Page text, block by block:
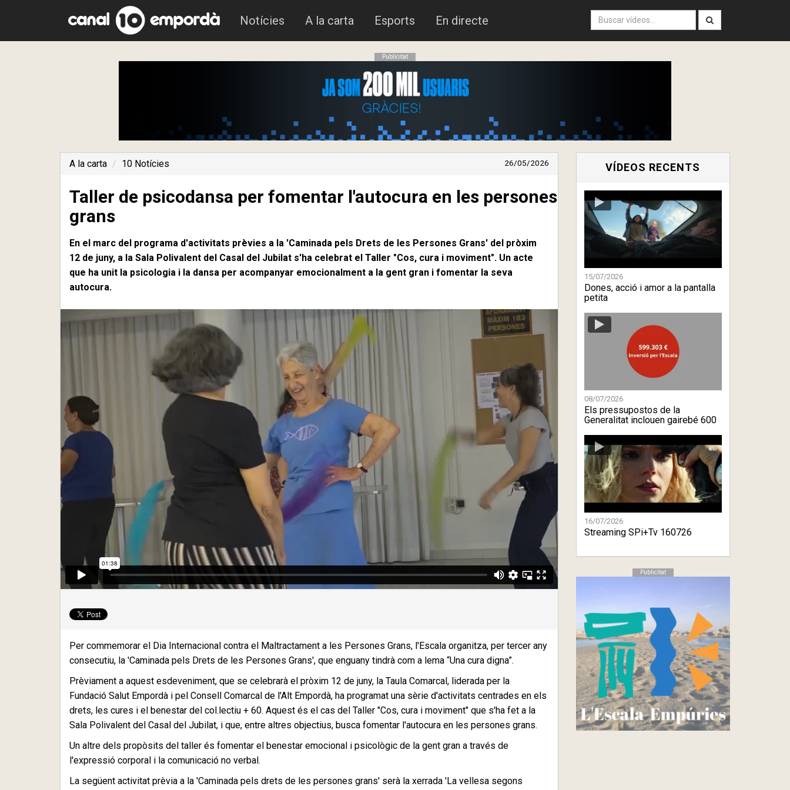
Notícies A la carta Esports En directe
Publicitat
A la carta 10 Notícies 26/05/2026
Taller de psicodansa per fomentar l'autocura en les persones
grans
En el marc del programa d'activitats prèvies a la 'Caminada pels Drets de les Persones Grans' del pròxim
12 de juny, a la Sala Polivalent del Casal del Jubilat s'ha celebrat el Taller "Cos, cura i moviment". Un acte
que ha unit la psicologia i la dansa per acompanyar emocionalment a la gent gran i fomentar la seva
autocura.
Per commemorar el Dia Internacional contra el Maltractament a les Persones Grans, l'Escala organitza, per tercer any
consecutiu, la 'Caminada pels Drets de les Persones Grans', que enguany tindrà com a lema “Una cura digna”.
Prèviament a aquest esdeveniment, que se celebrarà el pròxim 12 de juny, la Taula Comarcal, liderada per la
Fundació Salut Empordà i pel Consell Comarcal de l'Alt Empordà, ha programat una sèrie d'activitats centrades en els
drets, les cures i el benestar del col.lectiu + 60. Aquest és el cas del Taller "Cos, cura i moviment" que s'ha fet a la
Sala Polivalent del Casal del Jubilat, i que, entre altres objectius, busca fomentar l'autocura en les persones grans.
Un altre dels propòsits del taller és fomentar el benestar emocional i psicològic de la gent gran a través de
l'expressió corporal i la comunicació no verbal.
La següent activitat prèvia a la 'Caminada pels drets de les persones grans' serà la xerrada 'La vellesa segons
VÍDEOS RECENTS
15/07/2026
Dones, acció i amor a la pantalla
petita
08/07/2026
Els pressupostos de la
Generalitat inclouen gairebé 600
16/07/2026
Streaming SPi+Tv 160726
Publicitat